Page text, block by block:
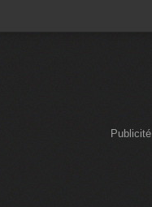
Publicité